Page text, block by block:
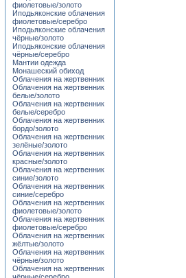
фиолетовые/золото
Иподьяконские облачения
фиолетовые/серебро
Иподьяконские облачения
чёрные/золото
Иподьяконские облачения
чёрные/серебро
Мантии одежда
Монашеский обиход
Облачения на жертвенник
Облачения на жертвенник
белые/золото
Облачения на жертвенник
белые/серебро
Облачения на жертвенник
бордо/золото
Облачения на жертвенник
зелёные/золото
Облачения на жертвенник
красные/золото
Облачения на жертвенник
синие/золото
Облачения на жертвенник
синие/серебро
Облачения на жертвенник
фиолетовые/золото
Облачения на жертвенник
фиолетовые/серебро
Облачения на жертвенник
жёлтые/золото
Облачения на жертвенник
чёрные/золото
Облачения на жертвенник